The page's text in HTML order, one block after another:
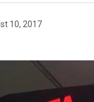
10, 2017